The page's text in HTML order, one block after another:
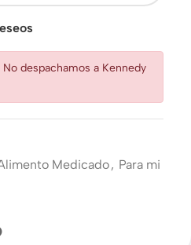
despachamos a Kennedy
Medicado, Para mi